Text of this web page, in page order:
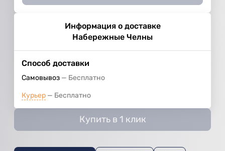
Информация о доставке
Набережные Челны
Способ доставки
Самовывоз Бесплатно
Курьер Бесплатно
Купить в 1 клик